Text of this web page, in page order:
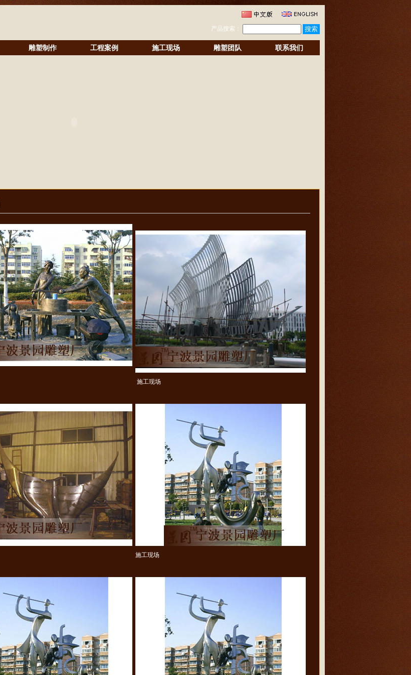
产品搜索：
雕塑制作 工程案例 施工现场 雕塑团队 联系我们
施工现场
施工现场